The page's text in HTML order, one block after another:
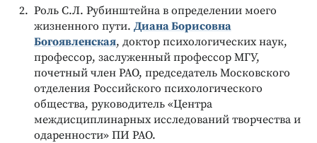
Роль С.Л. Рубинштейна в определении моего
жизненного пути. Диана Борисовна
Богоявленская, доктор психологических наук,
профессор, заслуженный профессор МГУ,
почетный член РАО, председатель Московского
отделения Российского психологического
общества, руководитель «Центра
междисциплинарных исследований творчества и
одаренности» ПИ РАО.